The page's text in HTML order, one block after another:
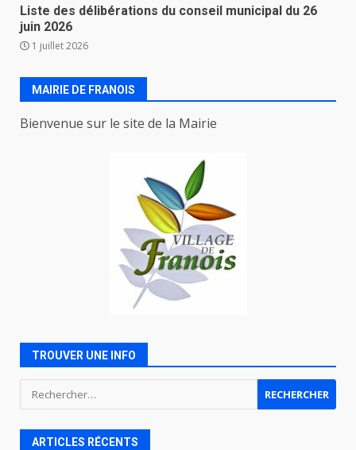
Liste des délibérations du conseil municipal du 26
juin 2026
1 juillet 2026
MAIRIE DE FRANOIS
Bienvenue sur le site de la Mairie
TROUVER UNE INFO
Rechercher :
ARTICLES RÉCENTS